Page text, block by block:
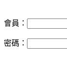
會員：
密碼：